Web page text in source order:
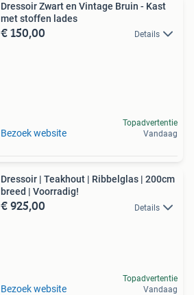
Dressoir Zwart en Vintage Bruin - Kast
met stoffen lades
€ 150,00 Details
Bezoek website
Topadvertentie
Vandaag
Dressoir | Teakhout | Ribbelglas | 200cm
breed | Voorradig!
€ 925,00 Details
Bezoek website
Topadvertentie
Vandaag